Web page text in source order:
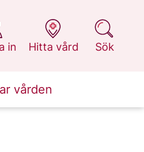
in
Hitta vård
på 1177.se
Sök
på 1177.se
vården